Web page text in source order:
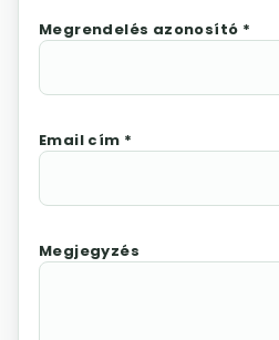
Megrendelés azonosító *
Email cím *
Megjegyzés